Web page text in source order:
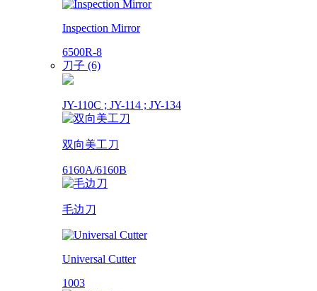
Inspection Mirror
6500R-8
刀子 (6)
JY-110C ; JY-114 ; JY-134
双向美工刀
6160A/6160B
毛边刀
Universal Cutter
1003